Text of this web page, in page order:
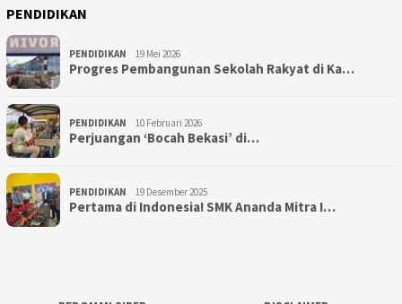
PENDIDIKAN
PENDIDIKAN 19 Mei 2026
Progres Pembangunan Sekolah Rakyat di Ka…
PENDIDIKAN 10 Februari 2026
Perjuangan ‘Bocah Bekasi’ di…
PENDIDIKAN 19 Desember 2025
Pertama di Indonesia! SMK Ananda Mitra I…